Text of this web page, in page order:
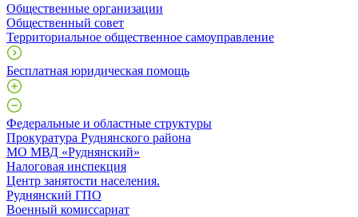
Общественные организации
Общественный совет
Территориальное общественное самоуправление
Бесплатная юридическая помощь
Федеральные и областные структуры
Прокуратура Руднянского района
МО МВД «Руднянский»
Налоговая инспекция
Центр занятости населения.
Руднянский ГПО
Военный комиссариат